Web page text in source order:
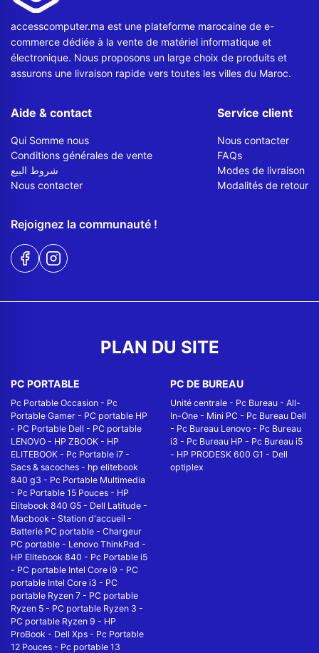
accesscomputer.ma est une plateforme marocaine de e-
commerce dédiée à la vente de matériel informatique et
électronique. Nous proposons un large choix de produits et
assurons une livraison rapide vers toutes les villes du Maroc.
Aide & contact
Qui Somme nous
Conditions générales de vente
شروط البيع
Nous contacter
Service client
Nous contacter
FAQs
Modes de livraison
Modalités de retour
Rejoignez la communauté !
PLAN DU SITE
PC PORTABLE
Pc Portable Occasion - Pc
Portable Gamer - PC portable HP
- PC Portable Dell - PC portable
LENOVO - HP ZBOOK - HP
ELITEBOOK - Pc Portable i7 -
Sacs & sacoches - hp elitebook
840 g3 - Pc Portable Multimedia
- Pc Portable 15 Pouces - HP
Elitebook 840 G5 - Dell Latitude -
Macbook - Station d'accueil -
Batterie PC portable - Chargeur
PC portable - Lenovo ThinkPad -
HP Elitebook 840 - Pc Portable i5
- PC portable Intel Core i9 - PC
portable Intel Core i3 - PC
portable Ryzen 7 - PC portable
Ryzen 5 - PC portable Ryzen 3 -
PC portable Ryzen 9 - HP
ProBook - Dell Xps - Pc Portable
12 Pouces - Pc portable 13
PC DE BUREAU
Unité centrale - Pc Bureau - All-
In-One - Mini PC - Pc Bureau Dell
- Pc Bureau Lenovo - Pc Bureau
i3 - Pc Bureau HP - Pc Bureau i5
- HP PRODESK 600 G1 - Dell
optiplex